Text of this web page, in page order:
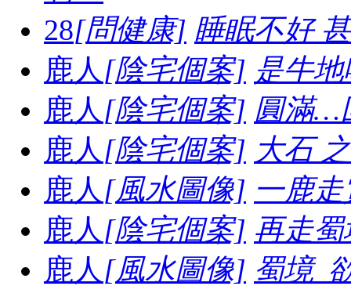
28[問健康] 睡眠不好
鹿人 [陰宅個案] 是牛
鹿人 [陰宅個案] 圓滿…
鹿人 [陰宅個案] 大石
鹿人 [風水圖像] 一鹿
鹿人 [陰宅個案] 再走
鹿人 [風水圖像] 蜀境_